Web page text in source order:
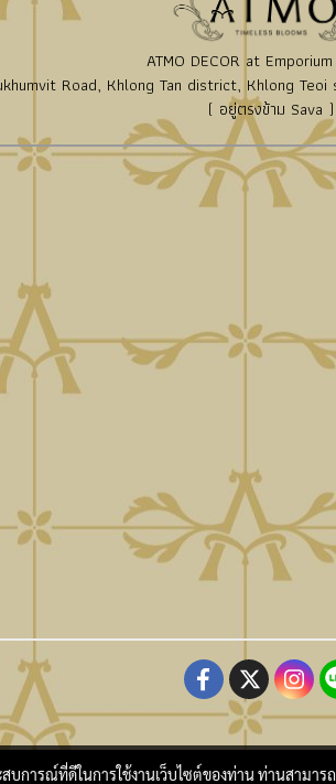
ATMO DECOR at
Road, Khlong Tan district, Khlong
( อยู่ตรงข้าม Sava )
Copy Right By Atmo Decor Co., Ltd.
การณ์ที่ดีในการใช้งานเว็บไซต์ของท่าน ท่านสามาร